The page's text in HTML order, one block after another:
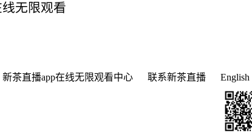
无限观看
新茶直播app在线无限观看中心 联系新茶直播 English